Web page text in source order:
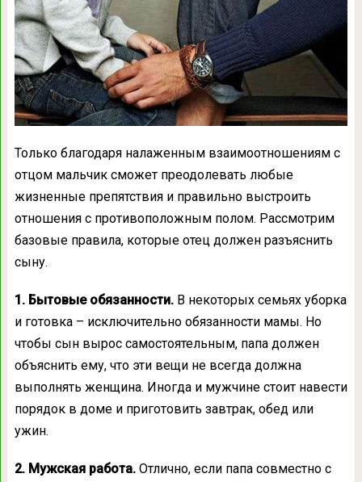
Только благодаря налаженным взаимоотношениям с
отцом мальчик сможет преодолевать любые
жизненные препятствия и правильно выстроить
отношения с противоположным полом. Рассмотрим
базовые правила, которые отец должен разъяснить
сыну.
1. Бытовые обязанности.В некоторых семьях уборка
и готовка – исключительно обязанности мамы. Но
чтобы сын вырос самостоятельным, папа должен
объяснить ему, что эти вещи не всегда должна
выполнять женщина. Иногда и мужчине стоит навести
порядок в доме и приготовить завтрак, обед или
ужин.
2. Мужская работа. Отлично, если папа совместно с